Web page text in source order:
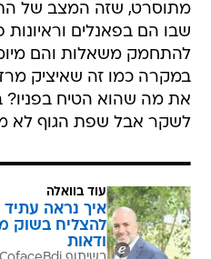
מתוסרט, שזה המצב של
שבו הם בפאנלים וראיונות
להתחמק משאלות והם
במקרה כמו זה שאיציק
את מה שהוא הטיח בפניו?
לשקר אבל שפת הגוף לא
עוד בוואלה
איך נראה
להצליח בשוק
ודאות